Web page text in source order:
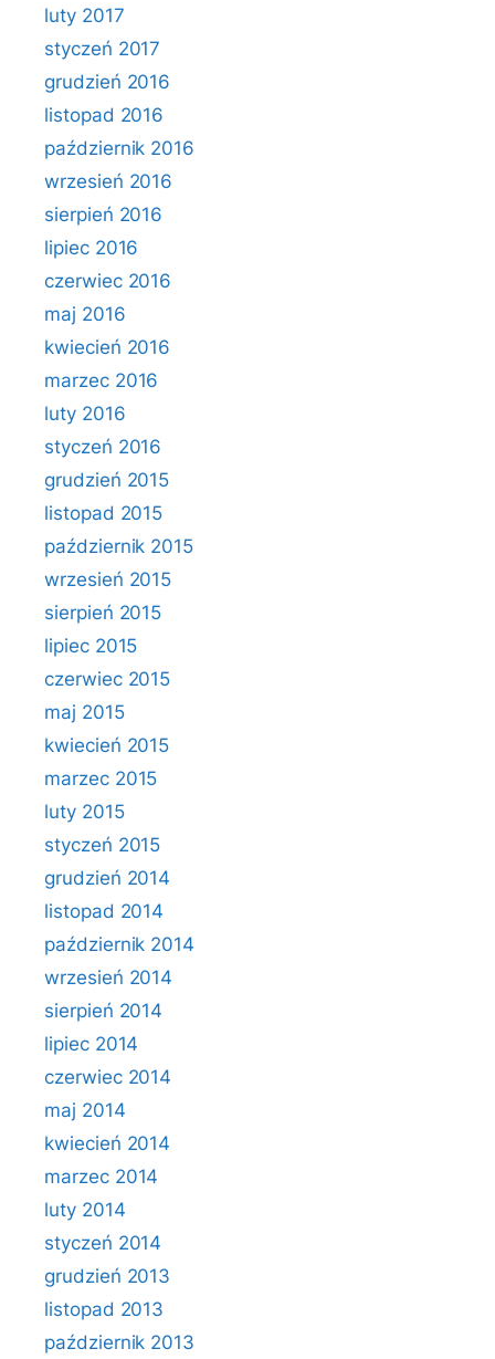
luty 2017
styczeń 2017
grudzień 2016
listopad 2016
październik 2016
wrzesień 2016
sierpień 2016
lipiec 2016
czerwiec 2016
maj 2016
kwiecień 2016
marzec 2016
luty 2016
styczeń 2016
grudzień 2015
listopad 2015
październik 2015
wrzesień 2015
sierpień 2015
lipiec 2015
czerwiec 2015
maj 2015
kwiecień 2015
marzec 2015
luty 2015
styczeń 2015
grudzień 2014
listopad 2014
październik 2014
wrzesień 2014
sierpień 2014
lipiec 2014
czerwiec 2014
maj 2014
kwiecień 2014
marzec 2014
luty 2014
styczeń 2014
grudzień 2013
listopad 2013
październik 2013